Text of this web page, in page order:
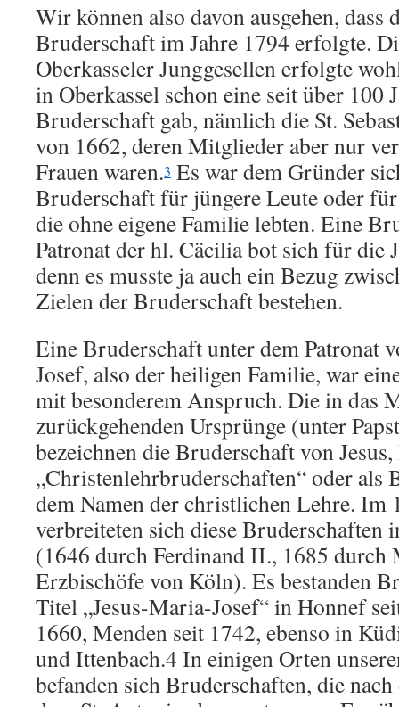
Wir können also davon ausgehen,
Bruderschaft im Jahre 1794 erfolgte.
Oberkasseler Junggesellen erfolgte
in Oberkassel schon eine seit über 100
Bruderschaft gab, nämlich die St.
von 1662, deren Mitglieder aber nur
Frauen waren.3 Es war dem Gründer
Bruderschaft für jüngere Leute oder
die ohne eigene Familie lebten. Eine
Patronat der hl. Cäcilia bot sich für die
denn es musste ja auch ein Bezug
Zielen der Bruderschaft bestehen.
Eine Bruderschaft unter dem Patronat
Josef, also der heiligen Familie, war
mit besonderem Anspruch. Die in das
zurückgehenden Ursprünge (unter
bezeichnen die Bruderschaft von
„Christenlehrbruderschaften“ oder als
dem Namen der christlichen Lehre. Im
verbreiteten sich diese Bruderschaften
(1646 durch Ferdinand II., 1685
Erzbischöfe von Köln). Es bestanden
Titel „Jesus-Maria-Josef“ in Honnef
1660, Menden seit 1742, ebenso in
und Ittenbach.4 In einigen Orten
befanden sich Bruderschaften, die